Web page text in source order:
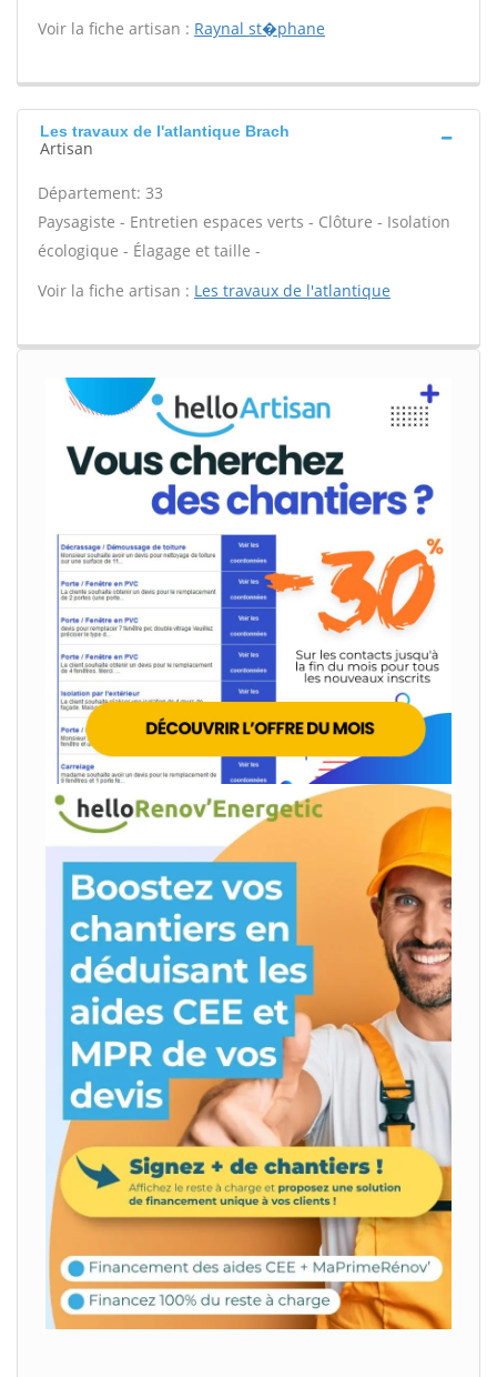
Voir la fiche artisan : Raynal st�phane
Les travaux de l'atlantique Brach
Artisan
Département: 33
Paysagiste - Entretien espaces verts - Clôture - Isolation
écologique - Élagage et taille -
Voir la fiche artisan : Les travaux de l'atlantique